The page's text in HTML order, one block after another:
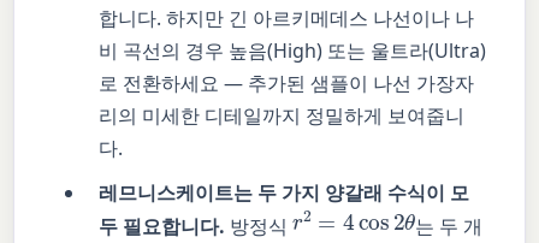
합니다. 하지만 긴 아르키메데스 나선이나 나
비 곡선의 경우 높음(High) 또는 울트라(Ultra)
로 전환하세요 — 추가된 샘플이 나선 가장자
리의 미세한 디테일까지 정밀하게 보여줍니
다.
레므니스케이트는 두 가지 양갈래 수식이 모
두 필요합니다. 방정식r2=4cos2 θ 는 두 개